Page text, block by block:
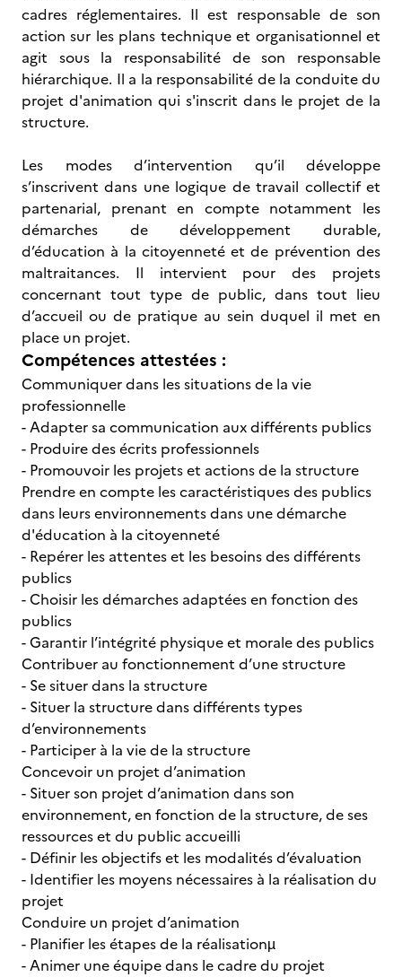
cadres réglementaires. Il est responsable de son
action sur les plans technique et organisationnel et
agit sous la responsabilité de son responsable
hiérarchique. Il a la responsabilité de la conduite du
projet d'animation qui s'inscrit dans le projet de la
structure.
Les modes d’intervention qu’il développe
s’inscrivent dans une logique de travail collectif et
partenarial, prenant en compte notamment les
démarches de développement durable,
d’éducation à la citoyenneté et de prévention des
maltraitances. Il intervient pour des projets
concernant tout type de public, dans tout lieu
d’accueil ou de pratique au sein duquel il met en
place un projet.
Compétences attestées :
Communiquer dans les situations de la vie
professionnelle
- Adapter sa communication aux différents publics
- Produire des écrits professionnels
- Promouvoir les projets et actions de la structure
Prendre en compte les caractéristiques des publics
dans leurs environnements dans une démarche
d'éducation à la citoyenneté
- Repérer les attentes et les besoins des différents
publics
- Choisir les démarches adaptées en fonction des
publics
- Garantir l’intégrité physique et morale des publics
Contribuer au fonctionnement d’une structure
- Se situer dans la structure
- Situer la structure dans différents types
d’environnements
- Participer à la vie de la structure
Concevoir un projet d’animation
- Situer son projet d’animation dans son
environnement, en fonction de la structure, de ses
ressources et du public accueilli
- Définir les objectifs et les modalités d’évaluation
- Identifier les moyens nécessaires à la réalisation du
projet
Conduire un projet d’animation
- Planifier les étapes de la réalisationµ
- Animer une équipe dans le cadre du projet